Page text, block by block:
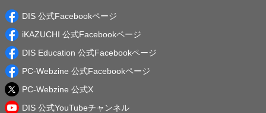
DIS 公式Facebookページ
iKAZUCHI 公式Facebookページ
DIS Education 公式Facebookページ
PC-Webzine 公式Facebookページ
PC-Webzine 公式X
DIS 公式YouTubeチャンネル